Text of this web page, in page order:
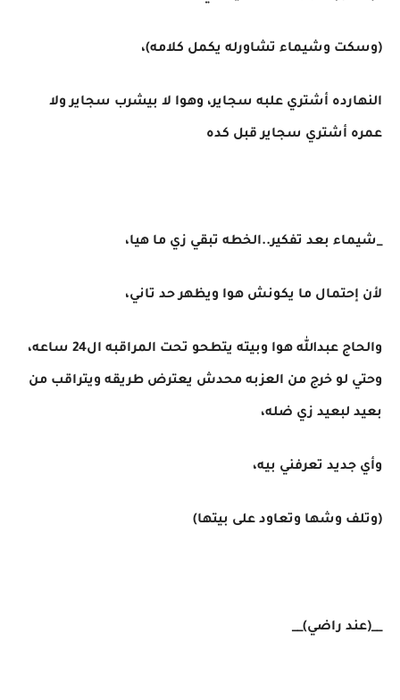
(وسكت وشيماء تشاورله يكمل كلامه)،
النهارده أشتري علبه سجاير، وهوا لا بيشرب سجاير ولا
عمره أشتري سجاير قبل كده
_شيماء بعد تفكير..الخطه تبقي زي ما هيا،
لأن إحتمال ما يكونش هوا ويظهر حد تاني،
والحاج عبدالله هوا وبيته يتطحو تحت المراقبه ال24 ساعه،
وحتي لو خرج من العزبه محدش يعترض طريقه ويتراقب من
بعيد لبعيد زي ضله،
وأي جديد تعرفني بيه،
(وتلف وشها وتعاود على بيتها)
__(عند راضي)__